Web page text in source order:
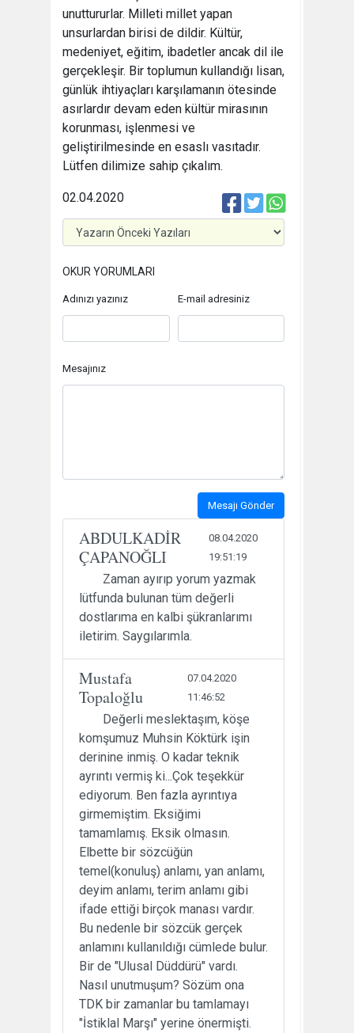
unuttururlar. Milleti millet yapan
unsurlardan birisi de dildir. Kültür,
medeniyet, eğitim, ibadetler ancak dil ile
gerçekleşir. Bir toplumun kullandığı lisan,
günlük ihtiyaçları karşılamanın ötesinde
asırlardır devam eden kültür mirasının
korunması, işlenmesi ve
geliştirilmesinde en esaslı vasıtadır.
Lütfen dilimize sahip çıkalım.
02.04.2020
OKUR YORUMLARI
Adınızı yazınız E-mail adresiniz
Mesajınız
Mesajı Gönder
ABDULKADİR
ÇAPANOĞLI
08.04.2020
19:51:19
Zaman ayırıp yorum yazmak
lütfunda bulunan tüm değerli
dostlarıma en kalbi şükranlarımı
iletirim. Saygılarımla.
Mustafa
Topaloğlu
07.04.2020
11:46:52
Değerli meslektaşım, köşe
komşumuz Muhsin Köktürk işin
derinine inmiş. O kadar teknik
ayrıntı vermiş ki...Çok teşekkür
ediyorum. Ben fazla ayrıntıya
girmemiştim. Eksiğimi
tamamlamış. Eksik olmasın.
Elbette bir sözcüğün
temel(konuluş) anlamı, yan anlamı,
deyim anlamı, terim anlamı gibi
ifade ettiği birçok manası vardır.
Bu nedenle bir sözcük gerçek
anlamını kullanıldığı cümlede bulur.
Bir de "Ulusal Düddürü" vardı.
Nasıl unutmuşum? Sözüm ona
TDK bir zamanlar bu tamlamayı
"İstiklal Marşı" yerine önermişti.